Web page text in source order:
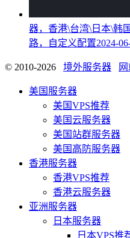
器，香港\台湾\日本\韩
路，自定义配置2024-
© 2010-2026 境外服务器
美国服务器
美国VPS推荐
美国云服务器
美国站群服务器
美国高防服务器
香港服务器
香港VPS推荐
香港云服务器
亚洲服务器
日本服务器
日本VPS推